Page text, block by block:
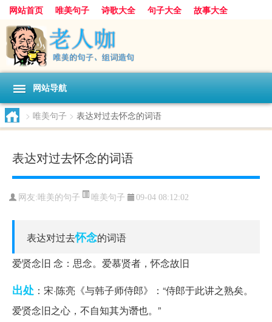
网站首页 唯美句子 诗歌大全 句子大全
故事大全
人生感悟
其他美文 美文欣赏
感人故事
句子分类
网站导航
> 唯美句子 > 表达对过去怀念的词语
表达对过去怀念的词语
网友: 唯美的句子 唯美句子 09-04 08:12:02
表达对过去怀念的词语
爱贤念旧 念：思念。爱慕贤者，怀念故旧
出处 ：宋·陈亮《与韩子师侍郎》：“侍郎于此讲之熟矣。
爱贤念旧之心，不自知其为谮也。”